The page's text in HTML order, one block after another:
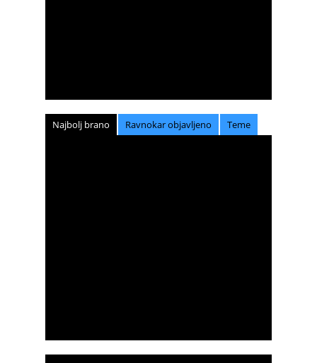
Najbolj brano Ravnokar objavljeno Teme